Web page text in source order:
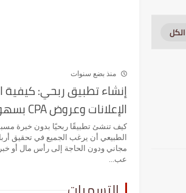
منذ بضع سنوات
إنشاء تطبيق ربحي: كيفية
الإعلانات وعروض CPA بسهولة
كيف تنشئ تطبيقًا ربحيًا بدون خبرة
الطبيعي أن يرغب الجميع في تحقيق
مجاني ودون الحاجة إلى رأس مال أو
عب...